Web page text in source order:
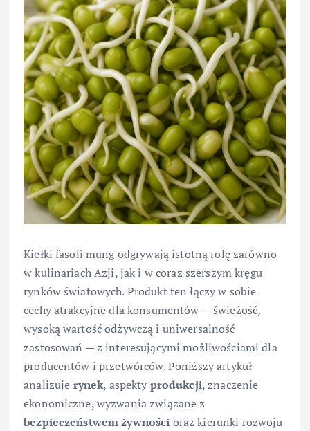
Kiełki fasoli mung odgrywają istotną rolę zarówno
w kulinariach Azji, jak i w coraz szerszym kręgu
rynków światowych. Produkt ten łączy w sobie
cechy atrakcyjne dla konsumentów — świeżość,
wysoką wartość odżywczą i uniwersalność
zastosowań — z interesującymi możliwościami dla
producentów i przetwórców. Poniższy artykuł
analizuje rynek, aspekty produkcji, znaczenie
ekonomiczne, wyzwania związane z
bezpieczeństwem żywności oraz kierunki rozwoju